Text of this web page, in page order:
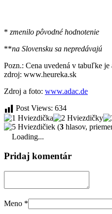
* zmenilo pôvodné hodnotenie
**na Slovensku sa nepredávajú
Pozn.: Cena uvedená v tabuľke
zdroj: www.heureka.sk
Zdroj a foto: www.adac.de
Post Views: 634
(3 hlasov,
Loading...
Pridaj komentár
Meno *